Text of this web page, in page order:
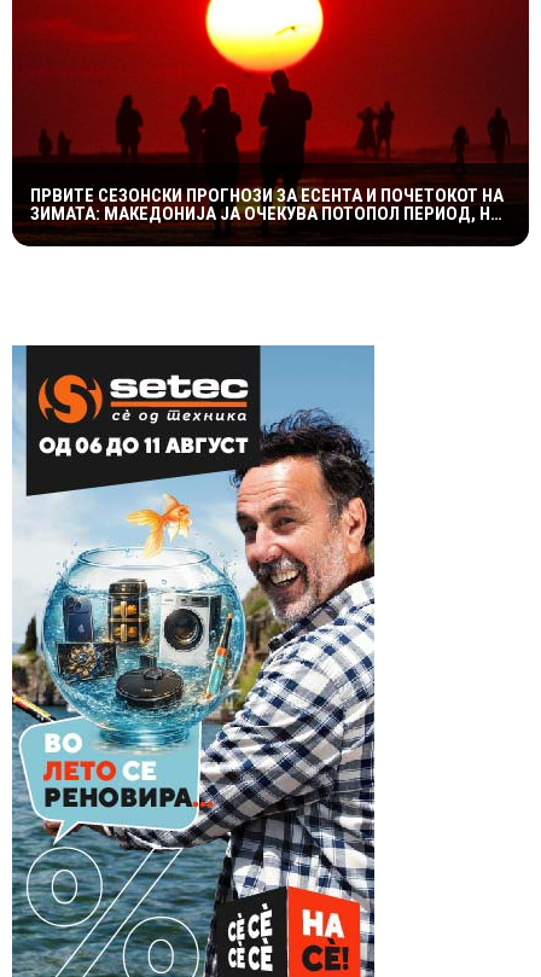
ПРВИТЕ СЕЗОНСКИ ПРОГНОЗИ ЗА ЕСЕНТА И ПОЧЕТОКОТ НА
ЗИМАТА: МАКЕДОНИЈА ЈА ОЧЕКУВА ПОТОПОЛ ПЕРИОД, НО
СО МОЖНИ НАГЛИ ВРЕМЕНСКИ ПРЕСВРТИ